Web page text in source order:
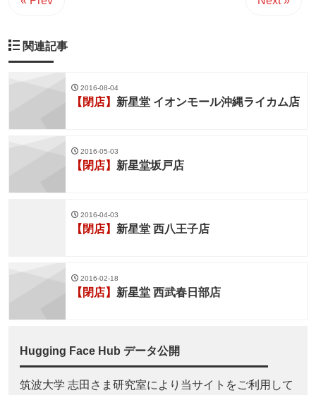
関連記事
2016-08-04
【閉店】 新星堂 イオンモール沖縄ライカム店
2016-05-03
【閉店】 新星堂坂戸店
2016-04-03
【閉店】 新星堂 西八王子店
2016-02-18
【閉店】 新星堂 西武春日部店
Hugging Face Hub データ公開
筑波大学 志田さま研究室により当サイトをご利用して